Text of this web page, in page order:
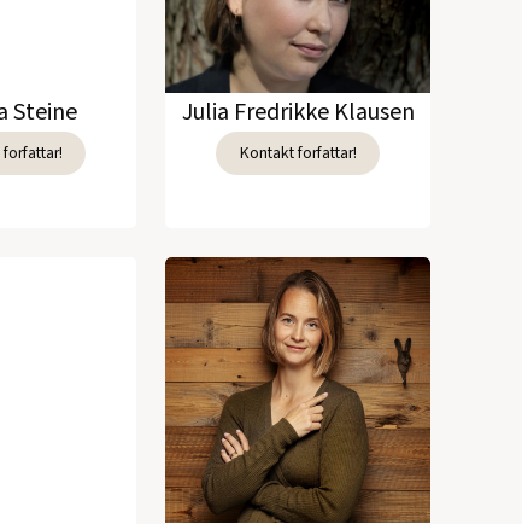
Steine Julia Fredrikke Klausen
Kontakt forfattar!